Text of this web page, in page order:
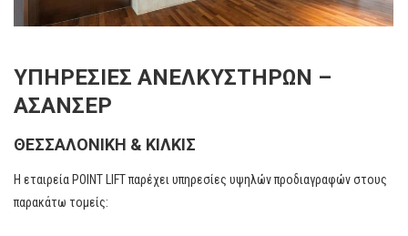
ΥΠΗΡΕΣΙΕΣ ΑΝΕΛΚΥΣΤΗΡΩΝ –
ΑΣΑΝΣΕΡ
ΘΕΣΣΑΛΟΝΙΚΗ & ΚΙΛΚΙΣ
Η εταιρεία POINT LIFT παρέχει υπηρεσίες υψηλών προδιαγραφών στους
παρακάτω τομείς: